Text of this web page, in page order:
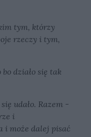
tym, którzy
rzeczy i tym,
działo się tak
udało. Razem -
i
i może dalej pisać